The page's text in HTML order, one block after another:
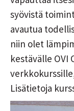
syövistä
avautua
niin olet
kestävälle OVI
Lisätietoja